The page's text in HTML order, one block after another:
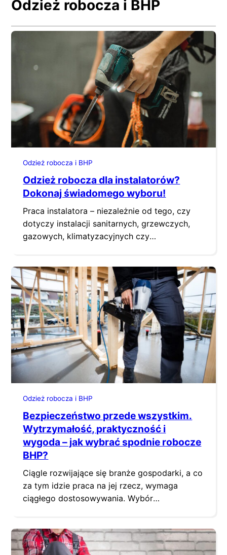
Odzież robocza i BHP
Odzież robocza i BHP
Odzież robocza dla instalatorów?
Dokonaj świadomego wyboru!
Praca instalatora – niezależnie od tego, czy
dotyczy instalacji sanitarnych, grzewczych,
gazowych, klimatyzacyjnych czy
wykonywany w zróżnicowanych warunkach: w
pomieszczeniach technicznych, na budowie, w
mieszkaniach klientów, a często także na
zewnątrz. Właśnie dlatego odzież robocza dla
instalatorów powinna być nie tylko wygodna,
ale również trwała,…
Odzież robocza i BHP
Bezpieczeństwo przede wszystkim.
Wytrzymałość, praktyczność i
wygoda – jak wybrać spodnie robocze
BHP?
Ciągle rozwijające się branże gospodarki, a co
za tym idzie praca na jej rzecz, wymaga
ciągłego dostosowywania. Wybór
bezpiecznie wykonywać. Tego rodzaju odzież
ma za zadanie łączyć bezpieczeństwo z